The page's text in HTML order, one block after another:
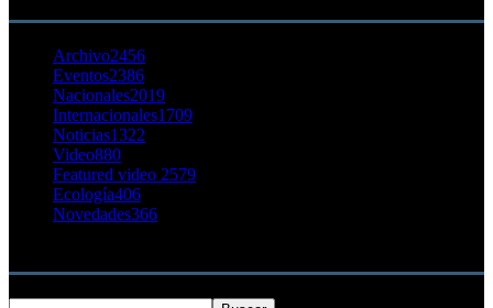
Archivo2456
Eventos2386
Nacionales2019
Internacionales1709
Noticias1322
Video880
Featured video 2579
Ecología406
Novedades366